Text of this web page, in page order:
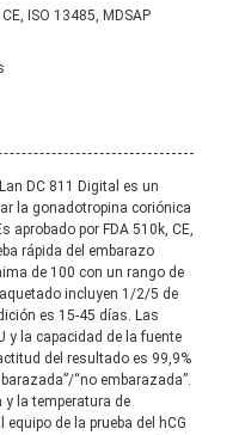
ISO 13485, MDSAP
DC 811 Digital es un
la gonadotropina coriónica
aprobado por FDA 510k, CE,
rápida del embarazo
de 100 con un rango de
incluyen 1/2/5 de
es 15-45 días. Las
y la capacidad de la fuente
del resultado es 99,9%
“no embarazada”.
y la temperatura de
de la prueba del hCG